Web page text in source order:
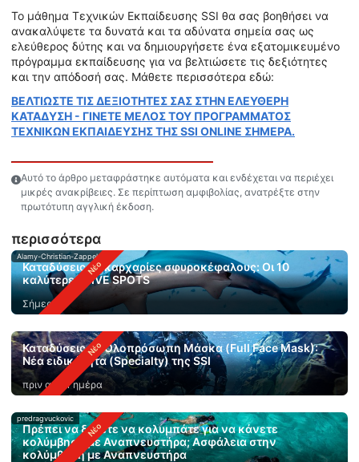
Το μάθημα Τεχνικών Εκπαίδευσης SSI θα σας βοηθήσει να
ανακαλύψετε τα δυνατά και τα αδύνατα σημεία σας ως
ελεύθερος δύτης και να δημιουργήσετε ένα εξατομικευμένο
πρόγραμμα εκπαίδευσης για να βελτιώσετε τις δεξιότητες
και την απόδοσή σας. Μάθετε περισσότερα εδώ:
ΒΕΛΤΙΩΣΤΕ ΤΙΣ ΔΕΞΙΟΤΗΤΕΣ ΣΑΣ ΣΤΗΝ ΕΛΕΥΘΕΡΗ
ΚΑΤΑΔΥΣΗ - ΓΙΝΕΤΕ ΜΕΛΟΣ ΤΟΥ ΠΡΟΓΡΑΜΜΑΤΟΣ
ΤΕΧΝΙΚΩΝ ΕΚΠΑΙΔΕΥΣΗΣ ΤΗΣ SSI ONLINE ΣΗΜΕΡΑ.
Αυτό το άρθρο μεταφράστηκε αυτόματα και ενδέχεται να περιέχει
μικρές ανακρίβειες. Σε περίπτωση αμφιβολίας, ανατρέξτε στην
πρωτότυπη αγγλική έκδοση.
περισσότερα
Alamy-Christian-Zappel
Καταδύσεις με καρχαρίες σφυροκέφαλους: Οι 10
καλύτερες DIVE SPOTS
Σήμερα
Καταδύσεις με Ολοπρόσωπη Μάσκα (Full Face Mask):
Νέα ειδικότητα (Specialty) της SSI
πριν από 1 ημέρα
predragvuckovic
Πρέπει να ξέρετε να κολυμπάτε για να κάνετε
κολύμβηση με Αναπνευστήρα; Ασφάλεια στην
κολύμβηση με Αναπνευστήρα